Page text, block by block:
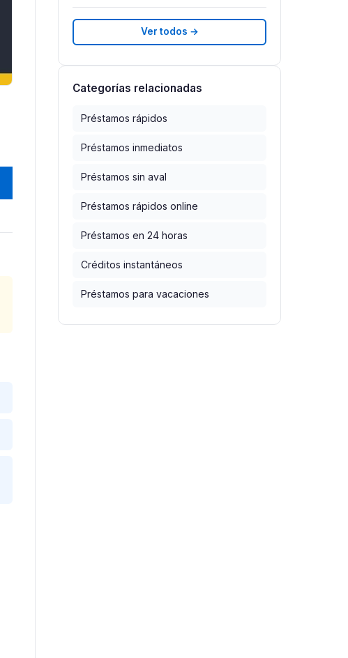
Ver todos →
Categorías relacionadas
Préstamos rápidos
Préstamos inmediatos
Préstamos sin aval
Préstamos rápidos online
Préstamos en 24 horas
Créditos instantáneos
Préstamos para vacaciones